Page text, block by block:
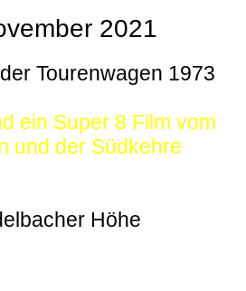
2021
Tourenwagen 1973
ein Super 8 Film vom
und der Südkehre
Höhe